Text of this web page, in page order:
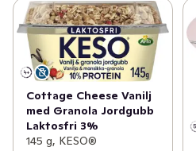
Cottage Cheese Vanilj
med Granola Jordgubb
Laktosfri 3%
145 g, KESO®